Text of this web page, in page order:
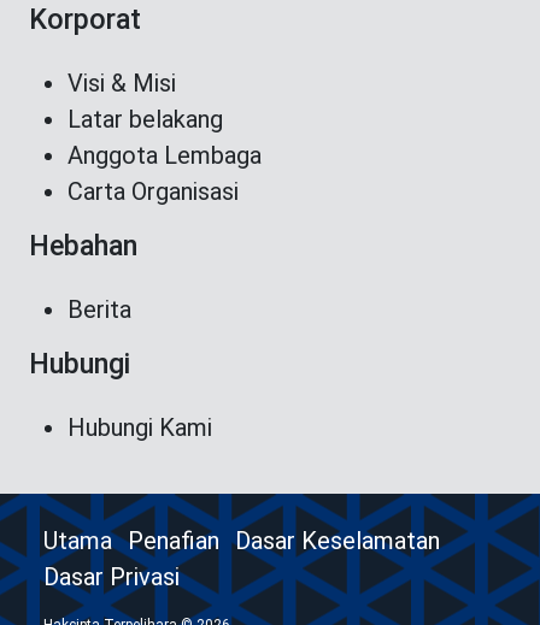
Korporat
Visi & Misi
Latar belakang
Anggota Lembaga
Carta Organisasi
Hebahan
Berita
Hubungi
Hubungi Kami
Utama Penafian Dasar Keselamatan
Dasar Privasi